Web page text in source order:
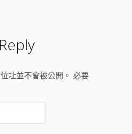
址並不會被公開。 必要